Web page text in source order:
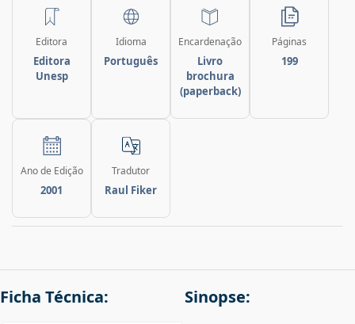
Editora
Editora
Unesp
Idioma
Português
Encardenação
Livro
brochura
(paperback)
Páginas
199
Ano de Edição
2001
Tradutor
Raul Fiker
Ficha Técnica: Sinopse: